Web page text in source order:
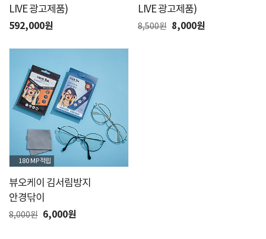
LIVE 광고제품)
592,000원
LIVE 광고제품)
8,500원 8,000원
180 MP적립
뷰오케이 김서림방지
안경닦이
8,000원 6,000원